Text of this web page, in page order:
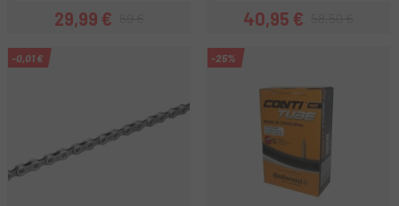
Prezzo
29,99 €Prezzo base Prezzo
40,95 €Prezzo base
-0,01 € -25%